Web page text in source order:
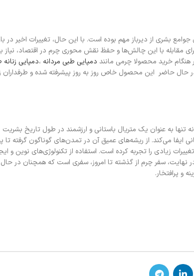
از دیرباز مهم بوده است. با این حال، تغییرات اخیر در
مقابله با این چالش‌ها و حفظ نقش محوری چرم در اقتصاد، نیاز
هنگام خرید محصولا چرمی مانند دمپایی طبی مردانه ،دمپایی
.در حال حاضر این محصول خاص روز به روز پیشرفته شده و طرفداران
به عنوان یک متریال باستانی و ارزشمند در طول تاریخ بشریت
می‌کند. از ریشه‌های عمیق آن در تمدن‌های گوناگون گرفته تا
زیادی را تجربه کرده است. استفاده از تکنولوژی‌های نوین و
سفر چرم از گذشته تا امروز، سفری است که همچنان در
و پرافتخار.